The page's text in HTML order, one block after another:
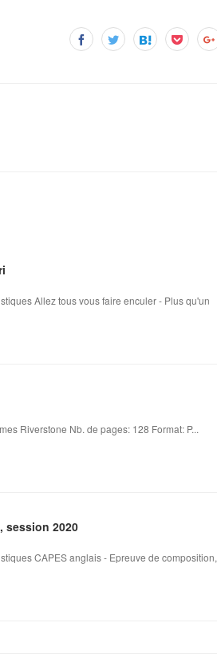
Allez tous vous faire enculer - Plus qu'un
Riverstone Nb. de pages: 128 Format: P...
session 2020
CAPES anglais - Epreuve de composition,